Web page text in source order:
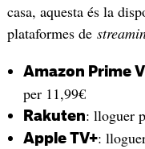
casa, aquesta és la
plataformes de
Amazon Prime
per 11,99€
Rakuten: lloguer
Apple TV+: